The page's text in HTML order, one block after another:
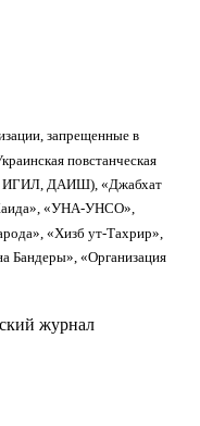
запрещенные в
повстанческая
ИГИЛ, ДАИШ), «Джабхат
«УНА-УНСО»,
«Хизб ут-Тахрир»,
Бандеры», «Организация
журнал